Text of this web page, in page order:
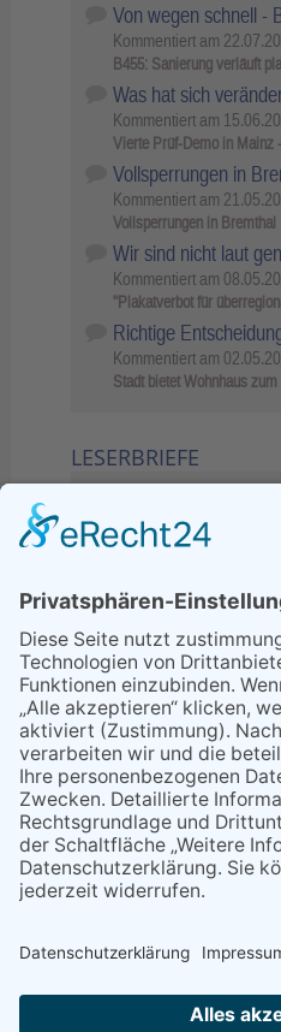
Von wegen schnell -
Kommentiert am
B455: Sanierung verläuft
Was hat sich
Kommentiert am
Vierte Prüf-Demo in Mainz
Vollsperrungen in
Kommentiert am
Vollsperrungen in Bremthal
Wir sind nicht laut
Kommentiert am
"Plakatverbot für
Richtige
Kommentiert am
Stadt bietet Wohnhaus
LESERBRIEFE
Sperrung
21.04.2026
Wenn
11.03.2026
Demos"
04.02.2026
Gelbe
über den
04.02.2026
von